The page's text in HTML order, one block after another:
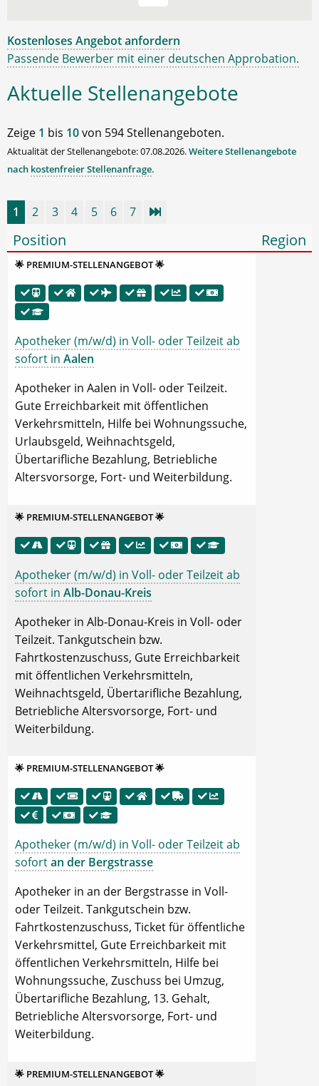
Kostenloses Angebot anfordern
Passende Bewerber mit einer deutschen Approbation.
Aktuelle Stellenangebote
Zeige 1 bis 10von 594 Stellenangeboten.
Aktualität der Stellenangebote: 07.08.2026.Weitere Stellenangebote
nach kostenfreier Stellenanfrage.
1 2 3 4 5 6 7
Position Region
🌟 PREMIUM-STELLENANGEBOT 🌟
Apotheker (m/w/d) in Voll- oder Teilzeit ab
sofort in Aalen
Apotheker in Aalen in Voll- oder Teilzeit.
Gute Erreichbarkeit mit öffentlichen
Verkehrsmitteln, Hilfe bei Wohnungssuche,
Urlaubsgeld, Weihnachtsgeld,
Übertarifliche Bezahlung, Betriebliche
Altersvorsorge, Fort- und Weiterbildung.
🌟 PREMIUM-STELLENANGEBOT 🌟
Apotheker (m/w/d) in Voll- oder Teilzeit ab
sofort in Alb-Donau-Kreis
Apotheker in Alb-Donau-Kreis in Voll- oder
Teilzeit. Tankgutschein bzw.
Fahrtkostenzuschuss, Gute Erreichbarkeit
mit öffentlichen Verkehrsmitteln,
Weihnachtsgeld, Übertarifliche Bezahlung,
Betriebliche Altersvorsorge, Fort- und
Weiterbildung.
🌟 PREMIUM-STELLENANGEBOT 🌟
Apotheker (m/w/d) in Voll- oder Teilzeit ab
sofortan der Bergstrasse
Apotheker in an der Bergstrasse in Voll-
oder Teilzeit. Tankgutschein bzw.
Fahrtkostenzuschuss, Ticket für öffentliche
Verkehrsmittel, Gute Erreichbarkeit mit
öffentlichen Verkehrsmitteln, Hilfe bei
Wohnungssuche, Zuschuss bei Umzug,
Übertarifliche Bezahlung, 13. Gehalt,
Betriebliche Altersvorsorge, Fort- und
Weiterbildung.
🌟 PREMIUM-STELLENANGEBOT 🌟